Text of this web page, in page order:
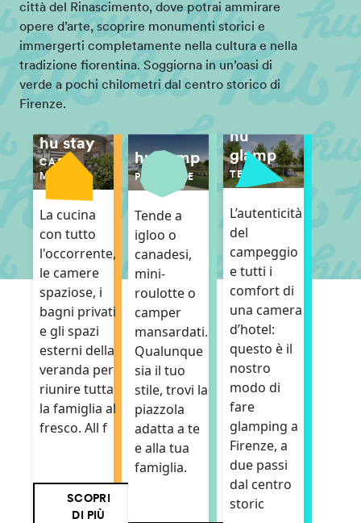
città del Rinascimento, dove potrai ammirare
opere d’arte, scoprire monumenti storici e
immergerti completamente nella cultura e nella
tradizione fiorentina. Soggiorna in un’oasi di
verde a pochi chilometri dal centro storico di
Firenze.
hu stay
CASE
MOBILI
La cucina
con tutto
l'occorrente,
le camere
spaziose, i
bagni privati
e gli spazi
esterni della
veranda per
riunire tutta
la famiglia al
fresco. All f
SCOPRI
DI PIÙ
hu camp
PIAZZOLE
Tende a
igloo o
canadesi,
mini-
roulotte o
camper
mansardati.
Qualunque
sia il tuo
stile, trovi la
piazzola
adatta a te
e alla tua
famiglia.
hu
glamp
TENDE
L’autenticità
del
campeggio
e tutti i
comfort di
una camera
d’hotel:
questo è il
nostro
modo di
fare
glamping a
Firenze, a
due passi
dal centro
storic